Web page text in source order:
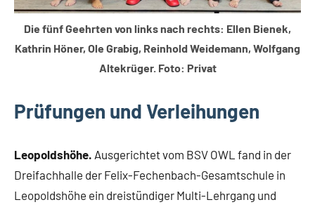
Die fünf Geehrten von links nach rechts: Ellen Bienek,
Kathrin Höner, Ole Grabig, Reinhold Weidemann, Wolfgang
Altekrüger. Foto: Privat
Prüfungen und Verleihungen
Leopoldshöhe. Ausgerichtet vom BSV OWL fand in der
Dreifachhalle der Felix-Fechenbach-Gesamtschule in
Leopoldshöhe ein dreistündiger Multi-Lehrgang und